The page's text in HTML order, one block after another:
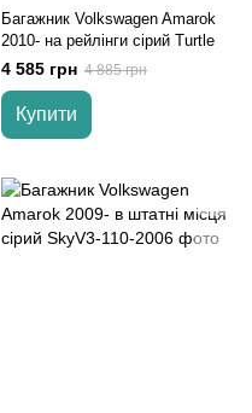
Багажник Volkswagen Amarok
2010- на рейлінги cірий Turtle
4 585 грн 4 885 грн
Купити